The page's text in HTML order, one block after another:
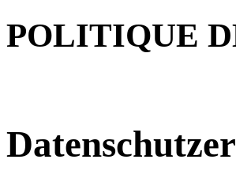
POLITIQUE